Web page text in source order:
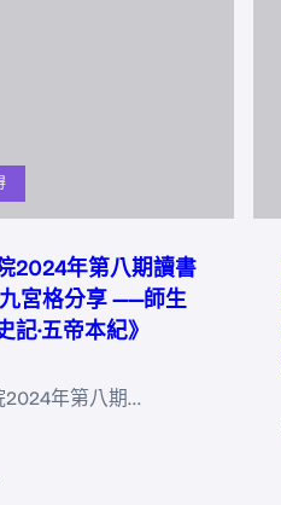
2024年第八期讀書
宮格分享 ——師生
記·五帝本紀》
2024年第八期…